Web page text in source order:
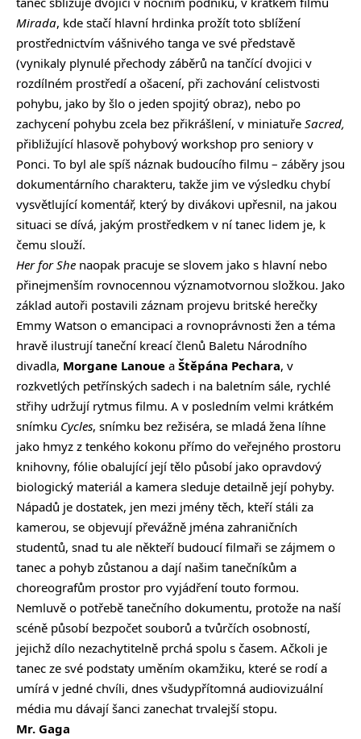
Mirada, kde stačí hlavní hrdinka prožít toto sblížení
prostřednictvím vášnivého tanga ve své představě
(vynikaly plynulé přechody záběrů na tančící dvojici v
rozdílném prostředí a ošacení, při zachování celistvosti
pohybu, jako by šlo o jeden spojitý obraz), nebo po
zachycení pohybu zcela bez přikrášlení, v miniatuře Sacred,
přibližující hlasově pohybový workshop pro seniory v
Ponci. To byl ale spíš náznak budoucího filmu – záběry jsou
dokumentárního charakteru, takže jim ve výsledku chybí
vysvětlující komentář, který by divákovi upřesnil, na jakou
situaci se dívá, jakým prostředkem v ní tanec lidem je, k
čemu slouží.
Her for She naopak pracuje se slovem jako s hlavní nebo
přinejmenším rovnocennou významotvornou složkou. Jako
základ autoři postavili záznam projevu britské herečky
Emmy Watson o emancipaci a rovnoprávnosti žen a téma
hravě ilustrují taneční kreací členů Baletu Národního
divadla, Morgane Lanoue a Štěpána Pechara, v
rozkvetlých petřínských sadech i na baletním sále, rychlé
střihy udržují rytmus filmu. A v posledním velmi krátkém
snímku Cycles, snímku bez režiséra, se mladá žena líhne
jako hmyz z tenkého kokonu přímo do veřejného prostoru
knihovny, fólie obalující její tělo působí jako opravdový
biologický materiál a kamera sleduje detailně její pohyby.
Nápadů je dostatek, jen mezi jmény těch, kteří stáli za
kamerou, se objevují převážně jména zahraničních
studentů, snad tu ale někteří budoucí filmaři se zájmem o
tanec a pohyb zůstanou a dají našim tanečníkům a
choreografům prostor pro vyjádření touto formou.
Nemluvě o potřebě tanečního dokumentu, protože na naší
scéně působí bezpočet souborů a tvůrčích osobností,
jejichž dílo nezachytitelně prchá spolu s časem. Ačkoli je
tanec ze své podstaty uměním okamžiku, které se rodí a
umírá v jedné chvíli, dnes všudypřítomná audiovizuální
média mu dávají šanci zanechat trvalejší stopu.
Mr. Gaga